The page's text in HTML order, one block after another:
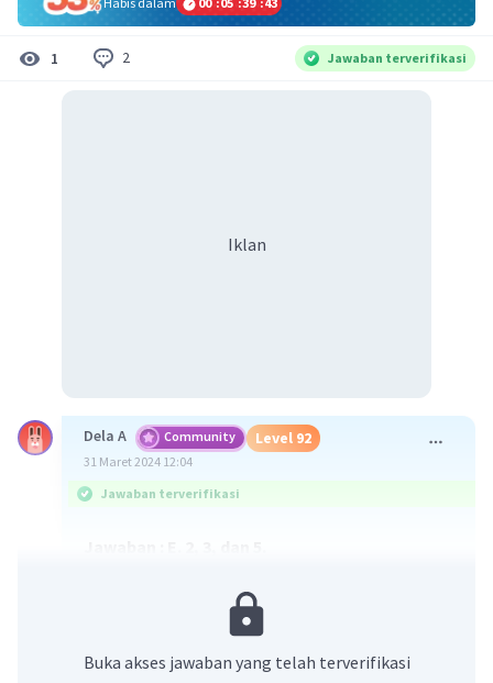
1 2 Jawaban terverifikasi
Iklan
Dela A Community Level 92
31 Maret 2024 12:04
Jawaban terverifikasi
Langkah-langkah membuat teks anekdot adalah
sebagai berikut.
1. Menentukan tema
Buka akses jawaban yang telah terverifikasi